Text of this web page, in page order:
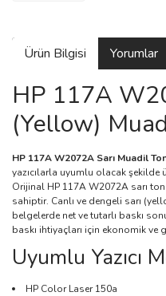
Ürün Bilgisi Yorumlar
HP 117A
(Yellow)
HP 117A W2072A Sarı Muadil
yazıcılarla uyumlu olacak
Orijinal HP 117A W2072A sarı
sahiptir. Canlı ve dengeli sarı
belgelerde net ve tutarlı baskı
baskı ihtiyaçları için ekonomik ve
Uyumlu Yazıcı
HP Color Laser 150a